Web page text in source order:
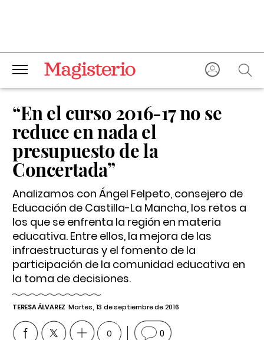
“En el curso 2016-17 no se
reduce en nada el
presupuesto de la
Concertada”
Analizamos con Ángel Felpeto, consejero de
Educación de Castilla-La Mancha, los retos a
los que se enfrenta la región en materia
educativa. Entre ellos, la mejora de las
infraestructuras y el fomento de la
participación de la comunidad educativa en
la toma de decisiones.
TERESA ÁLVAREZ Martes, 13 de septiembre de 2016
0 0